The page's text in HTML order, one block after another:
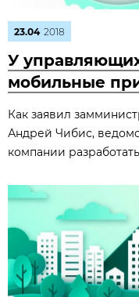
23.04 2018
У
мобильные
Как заявил
Андрей Чибис,
компании